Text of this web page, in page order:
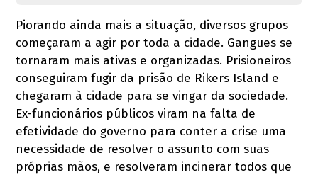
Piorando ainda mais a situação, diversos grupos
começaram a agir por toda a cidade. Gangues se
tornaram mais ativas e organizadas. Prisioneiros
conseguiram fugir da prisão de Rikers Island e
chegaram à cidade para se vingar da sociedade.
Ex-funcionários públicos viram na falta de
efetividade do governo para conter a crise uma
necessidade de resolver o assunto com suas
próprias mãos, e resolveram incinerar todos que